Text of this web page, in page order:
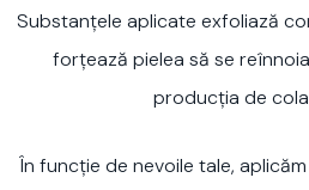
Substanțele aplicate exfoliază
forțează pielea să se
producția de
În funcție de nevoile tale,